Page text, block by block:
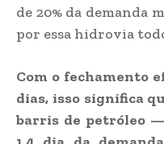
de 20% da demanda
por essa hidrovia
Com o fechamento
dias, isso significa
barris de petróleo